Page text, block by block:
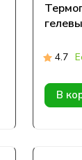
4.7
В